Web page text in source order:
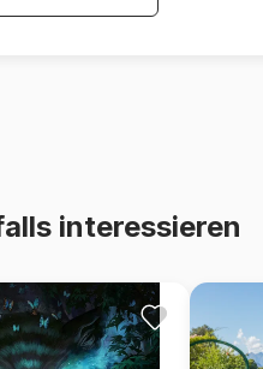
interessieren